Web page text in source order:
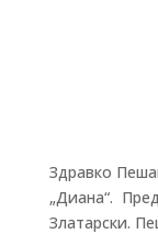
Здравко
„Диана“.
Златарски.